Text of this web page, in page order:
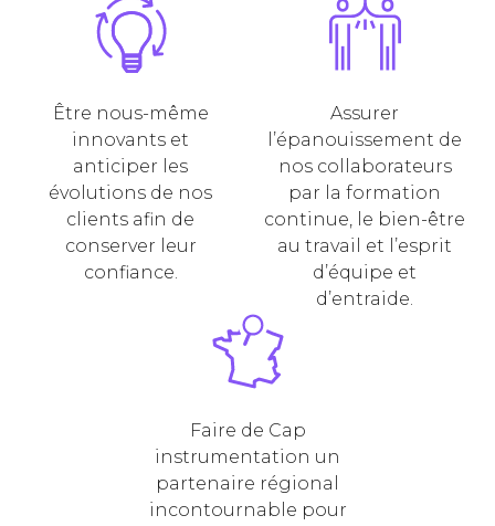
Être nous-même
innovants et
anticiper les
évolutions de nos
clients afin de
conserver leur
confiance.
Assurer
l’épanouissement de
nos collaborateurs
par la formation
continue, le bien-être
au travail et l’esprit
d’équipe et
d’entraide.
Faire de Cap
instrumentation un
partenaire régional
incontournable pour